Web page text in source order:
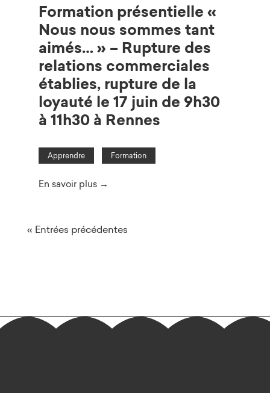
Formation présentielle «
Nous nous sommes tant
aimés… » – Rupture des
relations commerciales
établies, rupture de la
loyauté le 17 juin de 9h30
à 11h30 à Rennes
Apprendre Formation
En savoir plus →
« Entrées précédentes